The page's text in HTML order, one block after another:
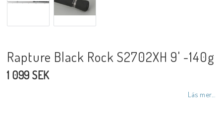
Rapture Black Rock S2702XH 9' -140g
1 099 SEK
Läs mer...